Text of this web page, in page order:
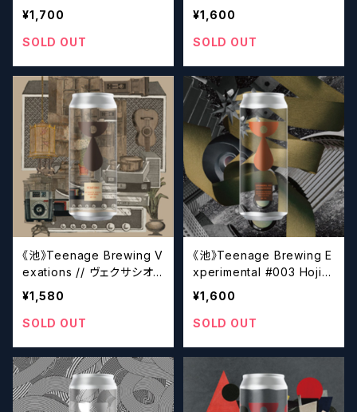
マスステップス【クラフトビ
ール】
¥1,700
SOLD OUT
【クラフトビール】
¥1,600
SOLD OUT
《池》Teenage Brewing V
exations // ヴェクサシオン
【クラフトビール】
¥1,580
SOLD OUT
《池》Teenage Brewing E
xperimental #003 Hojic
ha & Persimmon // エク
スペリメンタルシリーズ＃３
ほうじ茶＆柿【クラフトビー
¥1,600
SOLD OUT